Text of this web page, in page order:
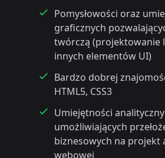
Pomysłowości oraz
graficznych
twórczą (projektowanie
innych elementów UI)
Bardzo dobrej
HTML5, CSS3
Umiejętności
umożliwiających
biznesowych na projekt
webowej